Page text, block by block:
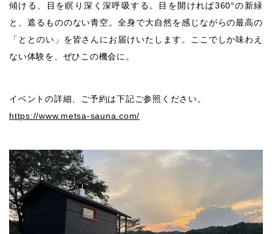
傾ける、目を瞑り深く深呼吸する。目を開ければ360°の新緑
と、遮るもののない青空。全身で大自然を感じながらの最高の
「ととのい」を皆さんにお届けいたします。ここでしか味わえ
ない体験を、ぜひこの機会に。
イベントの詳細、ご予約は下記ご参照ください。
https://www.metsa-sauna.com/